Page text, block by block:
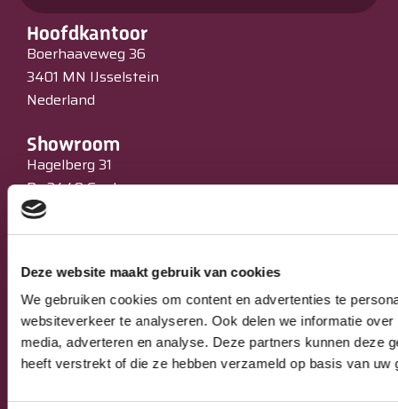
Deze website maakt gebruik van cookies
We gebruiken cookies om content en advertenties te
websiteverkeer te analyseren. Ook delen we informatie
media, adverteren en analyse. Deze partners kunnen deze
heeft verstrekt of die ze hebben verzameld op basis van
Hoofdkantoor
Boerhaaveweg 36
3401 MN IJsselstein
Nederland
Showroom
Hagelberg 31
B –2440 Geel
België
Ons aanbod
Koeltechniek
Bakkerijmachines
IJssalons
Occasions